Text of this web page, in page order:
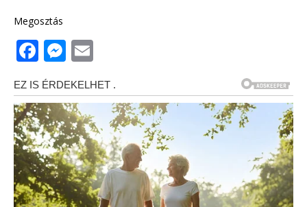
Megosztás
F
a
c
e
b
o
o
M
ss
e
n
g
e
ai
l